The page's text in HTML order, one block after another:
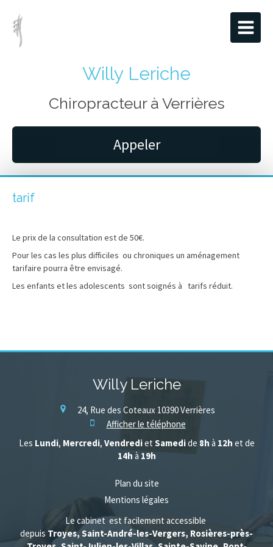
Willy Leriche
Chiropracteur à Verrières
Appeler
tarif
Le prix de la consultation est de 50€.
Pour les cas les plus difficiles ou chroniques un aménagement
tarifaire pourra être envisagé.
Les enfants et les adolescents sont soignés à tarifs réduit.
Willy Leriche
24, Rue des Coteaux 10390Verrières
Afficher le téléphone
Les Lundi, Mercredi, Vendrediet Samedide 8h à 12h et de
14h à 19h
Plan du site
Mentions légales
Le cabinet est facilement accessible
depuis Troyes, Saint-André-les-Vergers, Rosières-près-